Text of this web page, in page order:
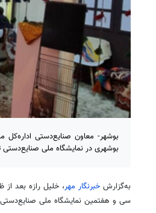
بوشهری در نمایشگاه ملی صنایع‌دستی
به‌گزارش خبرنگار مهر، خلیل رازه
سی و هفتمین نمایشگاه ملی صنایع‌دستی